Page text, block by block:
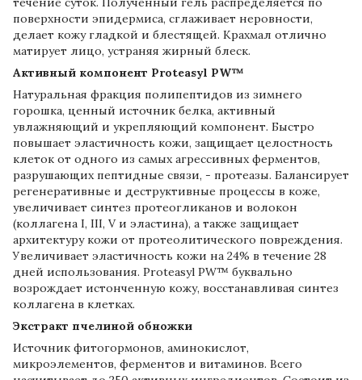
поверхности эпидермиса, сглаживает неровности,
делает кожу гладкой и блестящей. Крахмал отлично
матирует лицо, устраняя жирный блеск.
Активный компонент Proteasyl PW™
Натуральная фракция полипептидов из зимнего
горошка, ценный источник белка, активный
увлажняющий и укрепляющий компонент. Быстро
повышает эластичность кожи, защищает целостность
клеток от одного из самых агрессивных ферментов,
разрушающих пептидные связи, - протеазы. Балансирует
регенеративные и деструктивные процессы в коже,
увеличивает синтез протеогликанов и волокон
(коллагена I, III, V и эластина), а также защищает
архитектуру кожи от протеолитического повреждения.
Увеличивает эластичность кожи на 24% в течение 28
дней использования. Proteasyl PW™ буквально
возрождает истонченную кожу, восстанавливая синтез
коллагена в клетках.
Экстракт пчелиной обножки
Источник фитогормонов, аминокислот,
микроэлементов, ферментов и витаминов. Всего